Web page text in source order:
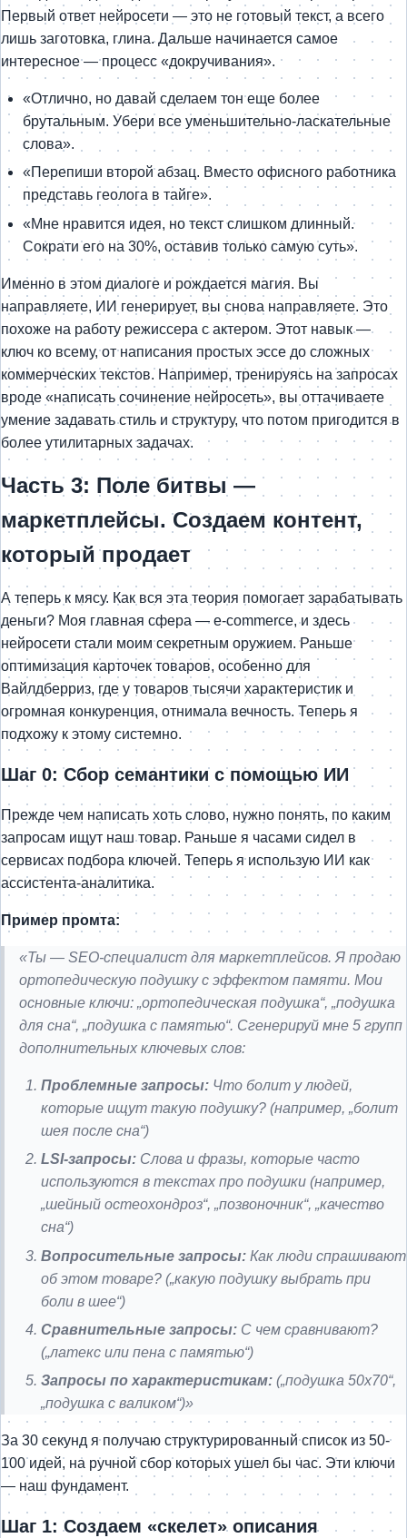
Первый ответ нейросети — это не готовый текст, а всего
лишь заготовка, глина. Дальше начинается самое
интересное — процесс «докручивания».
«Отлично, но давай сделаем тон еще более
брутальным. Убери все уменьшительно-ласкательные
слова».
«Перепиши второй абзац. Вместо офисного работника
представь геолога в тайге».
«Мне нравится идея, но текст слишком длинный.
Сократи его на 30%, оставив только самую суть».
Именно в этом диалоге и рождается магия. Вы
направляете, ИИ генерирует, вы снова направляете. Это
похоже на работу режиссера с актером. Этот навык —
ключ ко всему, от написания простых эссе до сложных
коммерческих текстов. Например, тренируясь на запросах
вроде «написать сочинение нейросеть», вы оттачиваете
умение задавать стиль и структуру, что потом пригодится в
более утилитарных задачах.
Часть 3: Поле битвы —
маркетплейсы. Создаем контент,
который продает
А теперь к мясу. Как вся эта теория помогает зарабатывать
деньги? Моя главная сфера — e-commerce, и здесь
нейросети стали моим секретным оружием. Раньше
оптимизация карточек товаров, особенно для
Вайлдберриз, где у товаров тысячи характеристик и
огромная конкуренция, отнимала вечность. Теперь я
подхожу к этому системно.
Шаг 0: Сбор семантики с помощью ИИ
Прежде чем написать хоть слово, нужно понять, по каким
запросам ищут наш товар. Раньше я часами сидел в
сервисах подбора ключей. Теперь я использую ИИ как
ассистента-аналитика.
Пример промта:
«Ты — SEO-специалист для маркетплейсов. Я продаю
ортопедическую подушку с эффектом памяти. Мои
основные ключи: „ортопедическая подушка“, „подушка
для сна“, „подушка с памятью“. Сгенерируй мне 5 групп
дополнительных ключевых слов:
Проблемные запросы: Что болит у людей,
которые ищут такую подушку? (например, „болит
шея после сна“)
LSI-запросы: Слова и фразы, которые часто
используются в текстах про подушки (например,
„шейный остеохондроз“, „позвоночник“, „качество
сна“)
Вопросительные запросы: Как люди спрашивают
об этом товаре? („какую подушку выбрать при
боли в шее“)
Сравнительные запросы: С чем сравнивают?
(„латекс или пена с памятью“)
Запросы по характеристикам: („подушка 50х70“,
„подушка с валиком“)»
За 30 секунд я получаю структурированный список из 50-
100 идей, на ручной сбор которых ушел бы час. Эти ключи
— наш фундамент.
Шаг 1: Создаем «скелет» описания